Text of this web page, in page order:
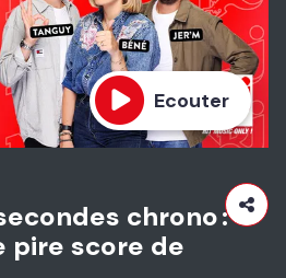
Ecouter
chrono :
pire score de